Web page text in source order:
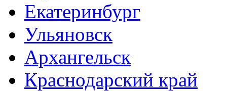
Екатеринбург
Ульяновск
Архангельск
Краснодарский край